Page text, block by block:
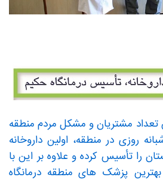
با افزایش تعداد مشتریان و مشکل مردم منطقه
روزی در منطقه، اولین داروخانه
را تأسیس کرده و علاوه بر این با
پزشک های منطقه درمانگاه